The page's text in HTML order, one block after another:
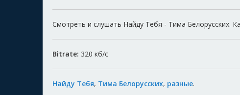
Смотреть и слушать Найду Тебя - Тима Белорусских.
Bitrate: 320 кб/с
Найду Тебя, Тима Белорусских, разные.